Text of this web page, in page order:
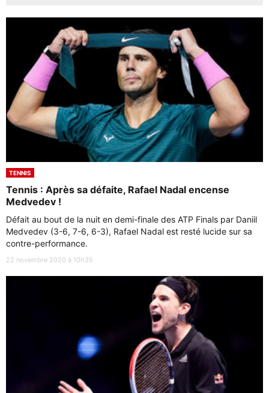
TENNIS
Tennis : Après sa défaite, Rafael Nadal encense
Medvedev !
Défait au bout de la nuit en demi-finale des ATP Finals par Daniil
Medvedev (3-6, 7-6, 6-3), Rafael Nadal est resté lucide sur sa
contre-performance.
22 novembre 2020 à 10h35